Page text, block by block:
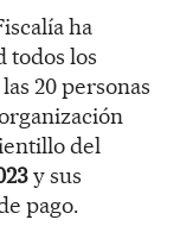
ha
todos los
20 personas
del
y sus
pago.